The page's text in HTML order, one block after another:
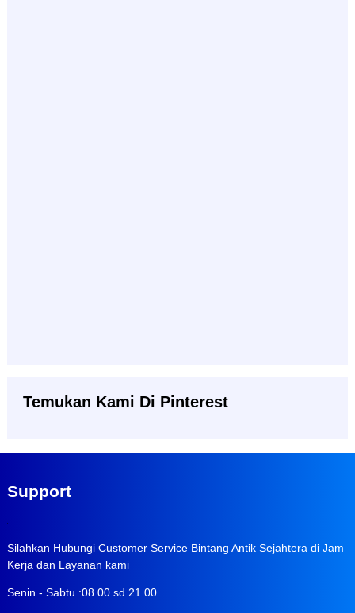
Temukan Kami Di Pinterest
Support
Silahkan Hubungi Customer Service Bintang Antik Sejahtera di Jam
Kerja dan Layanan kami
Senin - Sabtu :08.00 sd 21.00